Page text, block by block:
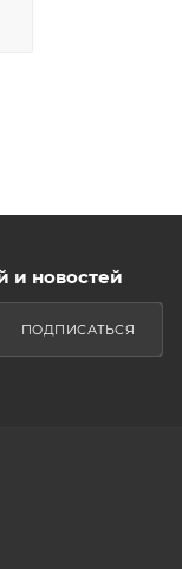
и новостей
ПОДПИСАТЬСЯ